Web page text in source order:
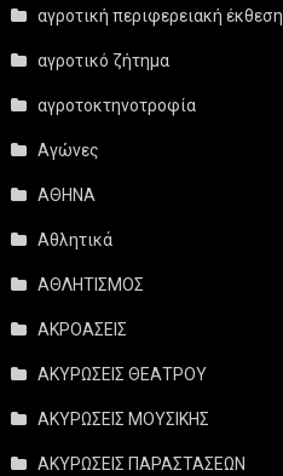
αγροτική περιφερειακή έκθεση
αγροτικό ζήτημα
αγροτοκτηνοτροφία
Αγώνες
ΑΘΗΝΑ
Αθλητικά
ΑΘΛΗΤΙΣΜΟΣ
ΑΚΡΟΑΣΕΙΣ
ΑΚΥΡΩΣΕΙΣ ΘΕΑΤΡΟΥ
ΑΚΥΡΩΣΕΙΣ ΜΟΥΣΙΚΗΣ
ΑΚΥΡΩΣΕΙΣ ΠΑΡΑΣΤΑΣΕΩΝ